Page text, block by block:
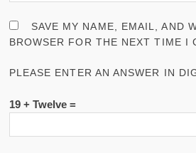
SAVE MY NAME, EMAIL, AND
BROWSER FOR THE NEXT TIME I
PLEASE ENTER AN ANSWER IN
19 + Twelve =